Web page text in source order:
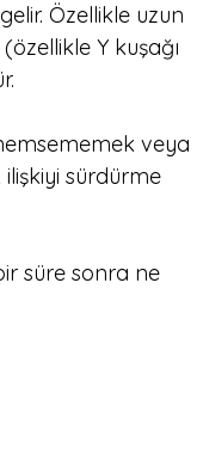
Özellikle uzun
Y kuşağı
veya
sürdürme
süre sonra ne